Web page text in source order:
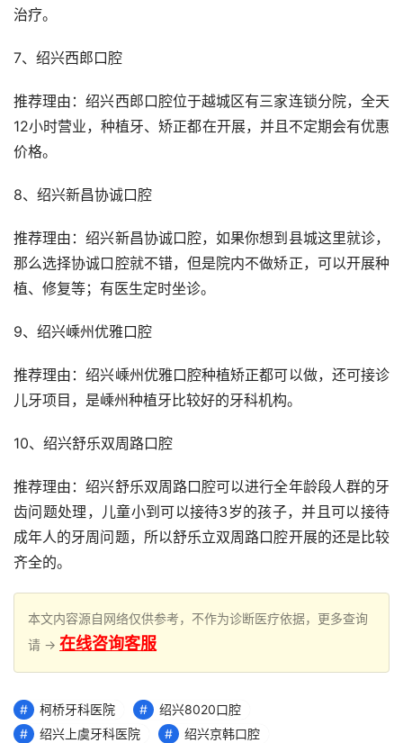
治疗。
7、绍兴西郎口腔
推荐理由：绍兴西郎口腔位于越城区有三家连锁分院，全天
12小时营业，种植牙、矫正都在开展，并且不定期会有优惠
价格。
8、绍兴新昌协诚口腔
推荐理由：绍兴新昌协诚口腔，如果你想到县城这里就诊，
那么选择协诚口腔就不错，但是院内不做矫正，可以开展种
植、修复等；有医生定时坐诊。
9、绍兴嵊州优雅口腔
推荐理由：绍兴嵊州优雅口腔种植矫正都可以做，还可接诊
儿牙项目，是嵊州种植牙比较好的牙科机构。
10、绍兴舒乐双周路口腔
推荐理由：绍兴舒乐双周路口腔可以进行全年龄段人群的牙
齿问题处理，儿童小到可以接待3岁的孩子，并且可以接待
成年人的牙周问题，所以舒乐立双周路口腔开展的还是比较
齐全的。
本文内容源自网络仅供参考，不作为诊断医疗依据，更多查询
请 → 在线咨询客服
柯桥牙科医院
绍兴8020口腔
绍兴上虞牙科医院
绍兴京韩口腔